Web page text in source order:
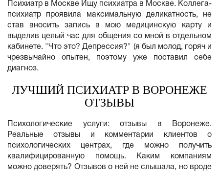
Психиатр в Москве Ищу психиатра в Москве. Коллега-
психиатр проявила максимальную деликатность, не
став вносить запись в мою медицинскую карту и
выделив целый час для общения со мной в отдельном
кабинете. "Что это? Депрессия?" (я был молод, горяч и
чрезвычайно опытен, поэтому уже поставил себе
диагноз.
ЛУЧШИЙ ПСИХИАТР В ВОРОНЕЖЕ
ОТЗЫВЫ
Психологические услуги: отзывы в Воронеже.
Реальные отзывы и комментарии клиентов о
психологических центрах, где можно получить
квалифицированную помощь. Каким компаниям
можно доверять? Отзывов о ней не слышала, но вроде